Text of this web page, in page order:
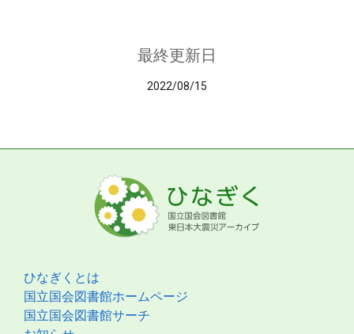
最終更新日
2022/08/15
ひなぎくとは
国立国会図書館ホームページ
国立国会図書館サーチ